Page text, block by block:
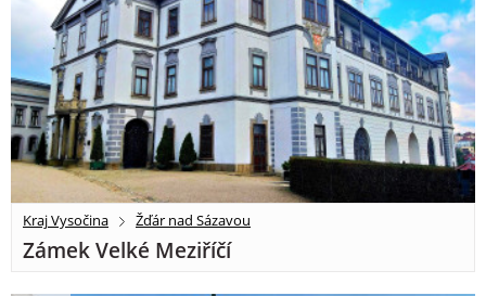
Kraj Vysočina Žďár nad Sázavou
Zámek Velké Meziříčí